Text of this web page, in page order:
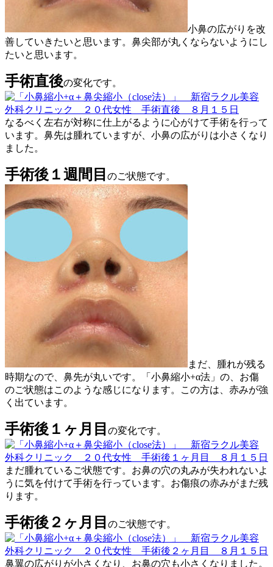
小鼻の広がりを改
善していきたいと思います。鼻尖部が丸くならないようにし
たいと思います。
手術直後の変化です。
なるべく左右が対称に仕上がるように心がけて手術を行って
います。鼻先は腫れていますが、小鼻の広がりは小さくなり
ました。
手術後１週間目 のご状態です。
まだ、腫れが残る
時期なので、鼻先が丸いです。「小鼻縮小+α法」の、お傷
のご状態はこのような感じになります。この方は、赤みが強
く出ています。
手術後１ヶ月目 の変化です。
まだ腫れているご状態です。お鼻の穴の丸みが失われないよ
うに気を付けて手術を行っています。お傷痕の赤みがまだ残
ります。
手術後２ヶ月目 のご状態です。
鼻翼の広がりが小さくなり、お鼻の穴も小さくなりました。